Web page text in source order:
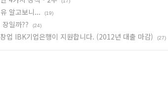
알고보니... (19)
일까?? (24)
업 IBK기업은행이 지원합니다. (2012년 대출 마감) (27)